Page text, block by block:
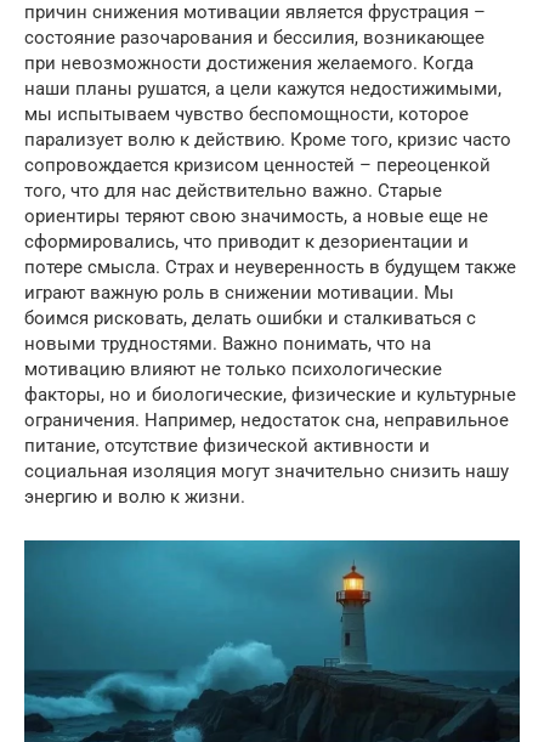
причин снижения мотивации является фрустрация –
состояние разочарования и бессилия, возникающее
при невозможности достижения желаемого. Когда
наши планы рушатся, а цели кажутся недостижимыми,
мы испытываем чувство беспомощности, которое
парализует волю к действию. Кроме того, кризис часто
сопровождается кризисом ценностей – переоценкой
того, что для нас действительно важно. Старые
ориентиры теряют свою значимость, а новые еще не
сформировались, что приводит к дезориентации и
потере смысла. Страх и неуверенность в будущем также
играют важную роль в снижении мотивации. Мы
боимся рисковать, делать ошибки и сталкиваться с
новыми трудностями. Важно понимать, что на
мотивацию влияют не только психологические
факторы, но и биологические, физические и культурные
ограничения. Например, недостаток сна, неправильное
питание, отсутствие физической активности и
социальная изоляция могут значительно снизить нашу
энергию и волю к жизни.